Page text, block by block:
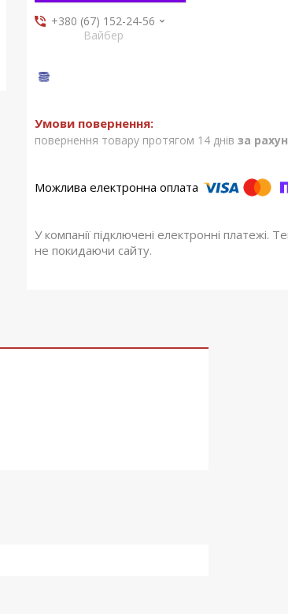
+380 (67) 152-24-56
Вайбер
повернення товару протягом 14 днів за
У компанії підключені електронні
не покидаючи сайту.